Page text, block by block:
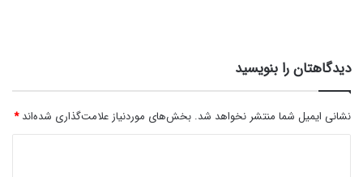
دیدگاهتان را بنویسید
نشانی ایمیل شما منتشر نخواهد شد. بخش‌های موردنیاز علامت‌گذاری شده‌اند*